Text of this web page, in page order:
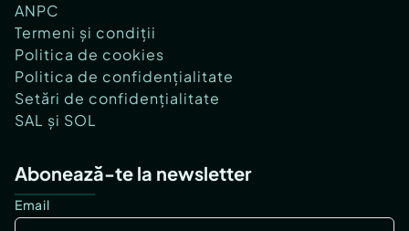
ANPC
Termeni și condiții
Politica de cookies
Politica de confidențialitate
Setări de confidențialitate
SAL și SOL
Abonează-te la newsletter
Email